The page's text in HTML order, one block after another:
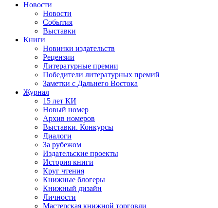
Новости
Новости
События
Выставки
Книги
Новинки издательств
Рецензии
Литературные премии
Победители литературных премий
Заметки с Дальнего Востока
Журнал
15 лет КИ
Новый номер
Архив номеров
Выставки. Конкурсы
Диалоги
За рубежом
Издательские проекты
История книги
Круг чтения
Книжные блогеры
Книжный дизайн
Личности
Мастерская книжной торговли